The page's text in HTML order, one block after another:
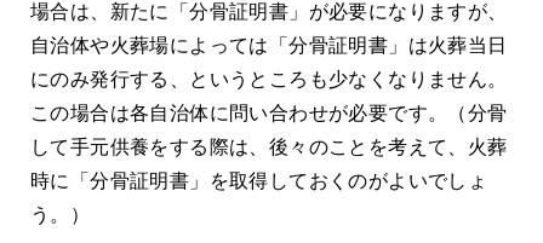
場合は、新たに「分骨証明書」が必要になりますが、
自治体や火葬場によっては「分骨証明書」は火葬当日
にのみ発行する、というところも少なくなりません。
この場合は各自治体に問い合わせが必要です。（分骨
して手元供養をする際は、後々のことを考えて、火葬
時に「分骨証明書」を取得しておくのがよいでしょ
う。）